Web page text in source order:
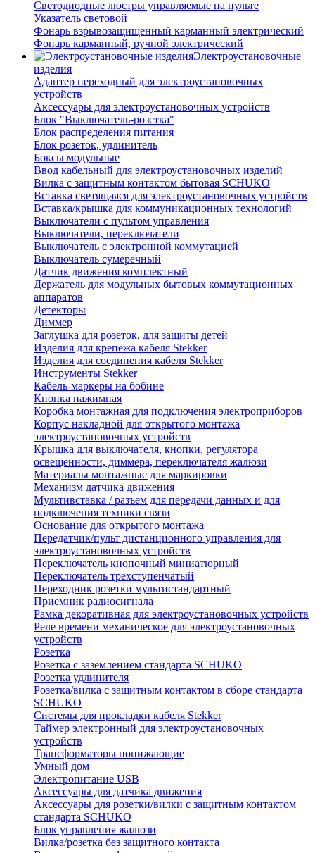
Светодиодные люстры управляемые на пульте
Указатель световой
Фонарь взрывозащищенный карманный электрический
Фонарь карманный, ручной электрический
Электроустановочные
изделия
Адаптер переходный для электроустановочных
устройств
Аксессуары для электроустановочных устройств
Блок "Выключатель-розетка"
Блок распределения питания
Блок розеток, удлинитель
Боксы модульные
Ввод кабельный для электроустановочных изделий
Вилка с защитным контактом бытовая SCHUKO
Вставка светящаяся для электроустановочных устройств
Вставка/крышка для коммуникационных технологий
Выключатели с пультом управления
Выключатели, переключатели
Выключатель с электронной коммутацией
Выключатель сумеречный
Датчик движения комплектный
Держатель для модульных бытовых коммутационных
аппаратов
Детекторы
Диммер
Заглушка для розеток, для защиты детей
Изделия для крепежа кабеля Stekker
Изделия для соединения кабеля Stekker
Инструменты Stekker
Кабель-маркеры на бобине
Кнопка нажимная
Коробка монтажная для подключения электроприборов
Корпус накладной для открытого монтажа
электроустановочных устройств
Крышка для выключателя, кнопки, регулятора
освещенности, диммера, переключателя жалюзи
Материалы монтажные для маркировки
Механизм датчика движения
Мультивставка / разъем для передачи данных и для
подключения техники связи
Основание для открытого монтажа
Передатчик/пульт дистанционного управления для
электроустановочных устройств
Переключатель кнопочный миниатюрный
Переключатель трехступенчатый
Переходник розетки мультистандартный
Приемник радиосигнала
Рамка декоративная для электроустановочных устройств
Реле времени механическое для электроустановочных
устройств
Розетка
Розетка с заземлением стандарта SCHUKO
Розетка удлинителя
Розетка/вилка с защитным контактом в сборе стандарта
SCHUKO
Системы для прокладки кабеля Stekker
Таймер электронный для электроустановочных
устройств
Трансформаторы понижающие
Умный дом
Электропитание USB
Аксессуары для датчика движения
Аксессуары для розетки/вилки с защитным контактом
стандарта SCHUKO
Блок управления жалюзи
Вилка/розетка без защитного контакта